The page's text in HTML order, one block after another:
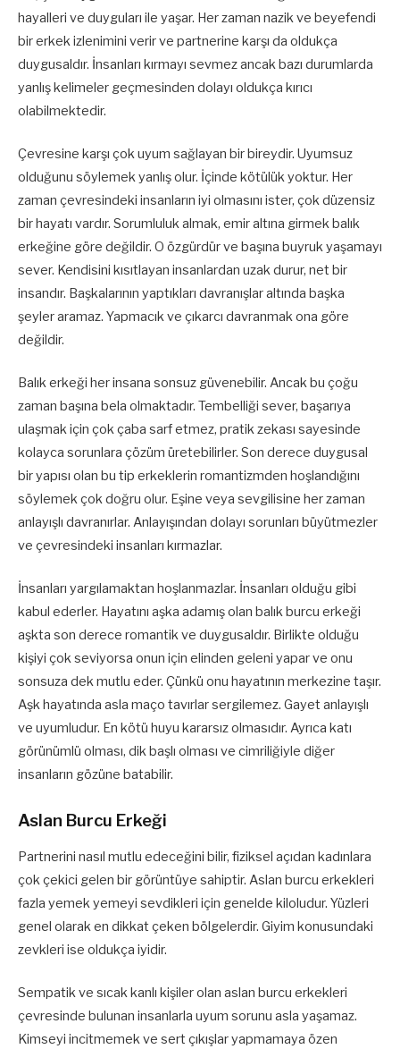
hayalleri ve duyguları ile yaşar. Her zaman nazik ve beyefendi
bir erkek izlenimini verir ve partnerine karşı da oldukça
duygusaldır. İnsanları kırmayı sevmez ancak bazı durumlarda
yanlış kelimeler geçmesinden dolayı oldukça kırıcı
olabilmektedir.
Çevresine karşı çok uyum sağlayan bir bireydir. Uyumsuz
olduğunu söylemek yanlış olur. İçinde kötülük yoktur. Her
zaman çevresindeki insanların iyi olmasını ister, çok düzensiz
bir hayatı vardır. Sorumluluk almak, emir altına girmek balık
erkeğine göre değildir. O özgürdür ve başına buyruk yaşamayı
sever. Kendisini kısıtlayan insanlardan uzak durur, net bir
insandır. Başkalarının yaptıkları davranışlar altında başka
şeyler aramaz. Yapmacık ve çıkarcı davranmak ona göre
değildir.
Balık erkeği her insana sonsuz güvenebilir. Ancak bu çoğu
zaman başına bela olmaktadır. Tembelliği sever, başarıya
ulaşmak için çok çaba sarf etmez, pratik zekası sayesinde
kolayca sorunlara çözüm üretebilirler. Son derece duygusal
bir yapısı olan bu tip erkeklerin romantizmden hoşlandığını
söylemek çok doğru olur. Eşine veya sevgilisine her zaman
anlayışlı davranırlar. Anlayışından dolayı sorunları büyütmezler
ve çevresindeki insanları kırmazlar.
İnsanları yargılamaktan hoşlanmazlar. İnsanları olduğu gibi
kabul ederler. Hayatını aşka adamış olan balık burcu erkeği
aşkta son derece romantik ve duygusaldır. Birlikte olduğu
kişiyi çok seviyorsa onun için elinden geleni yapar ve onu
sonsuza dek mutlu eder. Çünkü onu hayatının merkezine taşır.
Aşk hayatında asla maço tavırlar sergilemez. Gayet anlayışlı
ve uyumludur. En kötü huyu kararsız olmasıdır. Ayrıca katı
görünümlü olması, dik başlı olması ve cimriliğiyle diğer
insanların gözüne batabilir.
Aslan Burcu Erkeği
Partnerini nasıl mutlu edeceğini bilir, fiziksel açıdan kadınlara
çok çekici gelen bir görüntüye sahiptir. Aslan burcu erkekleri
fazla yemek yemeyi sevdikleri için genelde kiloludur. Yüzleri
genel olarak en dikkat çeken bölgelerdir. Giyim konusundaki
zevkleri ise oldukça iyidir.
Sempatik ve sıcak kanlı kişiler olan aslan burcu erkekleri
çevresinde bulunan insanlarla uyum sorunu asla yaşamaz.
Kimseyi incitmemek ve sert çıkışlar yapmamaya özen